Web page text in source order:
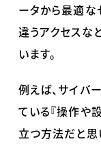
ータから最適な
違うアクセスな
います。
例えば、サイバ
ている『操作や
立つ方法だと思